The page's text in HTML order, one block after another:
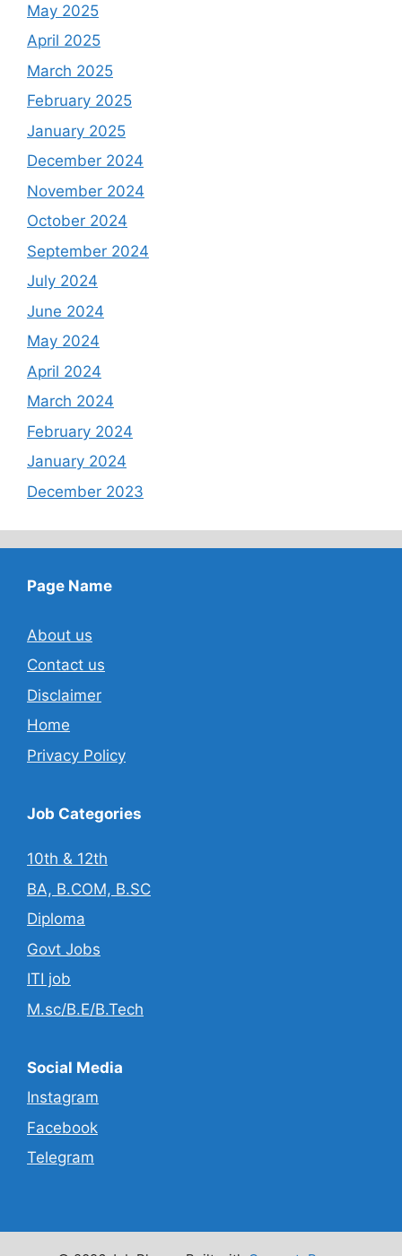
May 2025
April 2025
March 2025
February 2025
January 2025
December 2024
November 2024
October 2024
September 2024
July 2024
June 2024
May 2024
April 2024
March 2024
February 2024
January 2024
December 2023
Page Name
About us
Contact us
Disclaimer
Home
Privacy Policy
Job Categories
10th & 12th
BA, B.COM, B.SC
Diploma
Govt Jobs
ITI job
M.sc/B.E/B.Tech
Social Media
Instagram
Facebook
Telegram